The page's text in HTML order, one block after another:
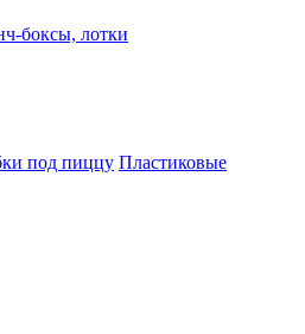
боксы, лотки
под пиццу Пластиковые